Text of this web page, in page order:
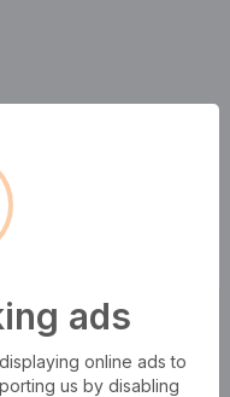
ads
online ads to
us by disabling